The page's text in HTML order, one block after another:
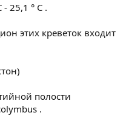
- 25,1 ° С .
этих креветок входит
полости
.